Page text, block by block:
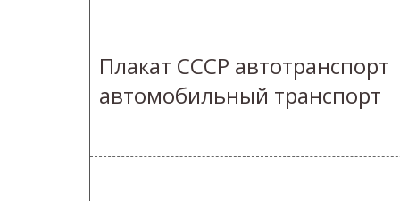
Плакат СССР автотранспорт
автомобильный транспорт